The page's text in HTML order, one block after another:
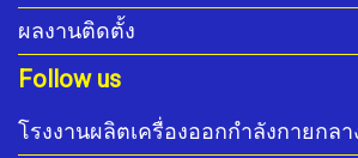
ผลงานติดตั้ง
Follow us
โรงงานผลิตเครื่องออกกำลังกายกลา